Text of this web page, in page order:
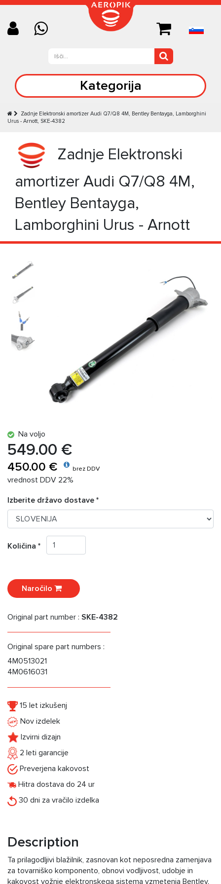
Kategorija
Zadnje Elektronski amortizer Audi Q7/Q8 4M, Bentley Bentayga, Lamborghini
Urus - Arnott, SKE-4382
Zadnje Elektronski
amortizer Audi Q7/Q8 4M,
Bentley Bentayga,
Lamborghini Urus - Arnott
Na voljo
549.00 €
450.00 € brez DDV
vrednost DDV 22%
Izberite državo dostave *
Količina *
Naročilo
Original part number : SKE-4382
Original spare part numbers :
4M0513021
4M0616031
15 let izkušenj
Nov izdelek
Izvirni dizajn
2 leti garancije
Preverjena kakovost
Hitra dostava do 24 ur
30 dni za vračilo izdelka
Description
Ta prilagodljivi blažilnik, zasnovan kot neposredna zamenjava
za tovarniško komponento, obnovi vodljivost, udobje in
kakovost vožnje elektronskega sistema vzmetenja Bentley.